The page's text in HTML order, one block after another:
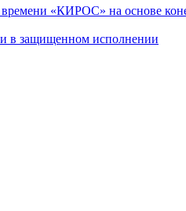
«КИРОС» на основе
в защищенном исполнении